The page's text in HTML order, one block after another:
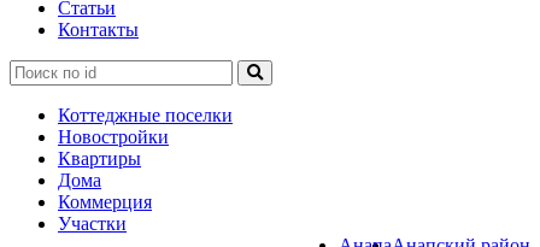
Статьи
Контакты
Коттеджные поселки
Новостройки
Квартиры
Дома
Коммерция
Участки